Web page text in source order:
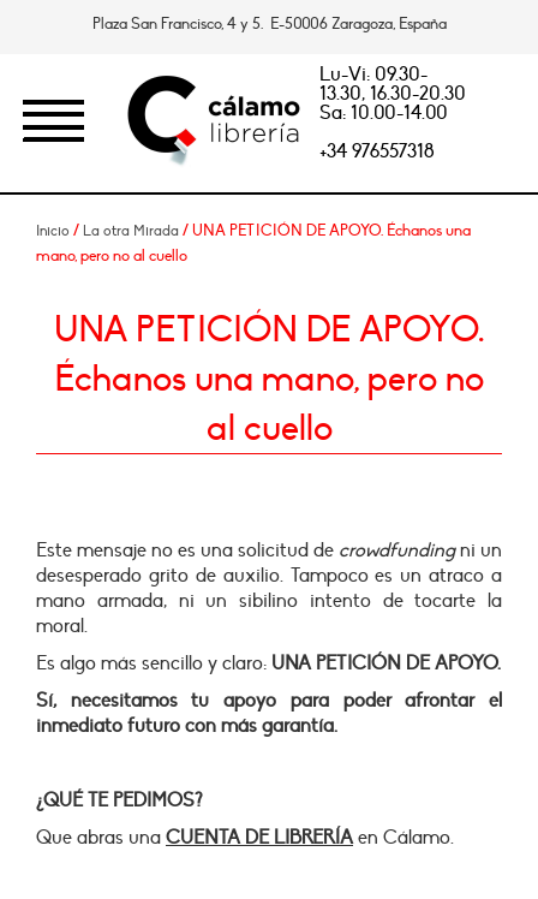
Plaza San Francisco, 4 y 5. E-50006 Zaragoza, España
Lu-Vi: 09.30-
13.30, 16.30-20.30
Sa: 10.00-14.00
+34 976557318
Inicio / La otra Mirada / UNA PETICIÓN DE APOYO. Échanos una
mano, pero no al cuello
UNA PETICIÓN DE APOYO.
Échanos una mano, pero no
al cuello
Este mensaje no es una solicitud de crowdfundingni un
desesperado grito de auxilio. Tampoco es un atraco a
mano armada, ni un sibilino intento de tocarte la
moral.
Es algo más sencillo y claro: UNA PETICIÓN DE APOYO.
Sí, necesitamos tu apoyo para poder afrontar el
inmediato futuro con más garantía.
¿QUÉ TE PEDIMOS?
Que abras una CUENTA DE LIBRERÍAen Cálamo.